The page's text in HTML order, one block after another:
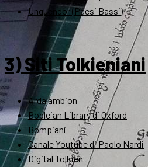
Unquendor (Paesi Bassi)
3) Siti Tolkieniani
Ardalambion
Bodleian Library di Oxford
Bompiani
Canale Youtube di Paolo Nardi
Digital Tolkien